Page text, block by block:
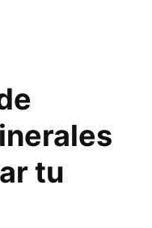
tu